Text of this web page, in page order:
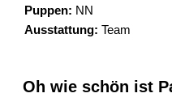
Puppen: NN
Ausstattung: Team
Oh wie schön ist